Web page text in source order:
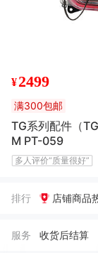
¥2499
满300包邮
TG系列配件（
M PT-059
多人评价“质量很好”
排行 店铺商品
服务 收货后结算
全***生